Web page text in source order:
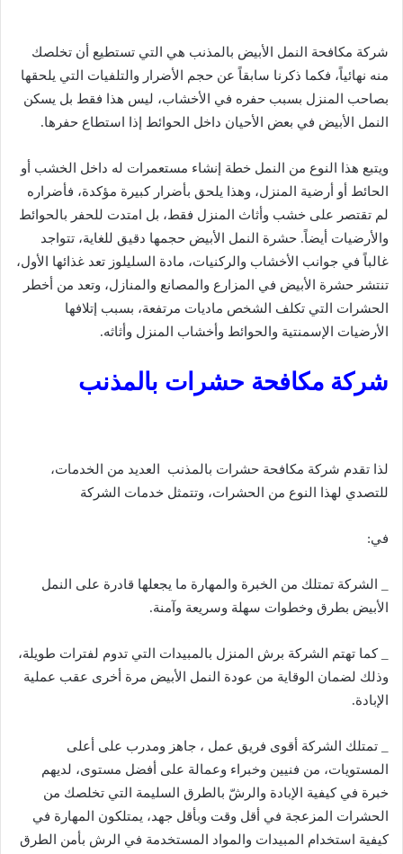
شركة مكافحة النمل الأبيض بالمذنب هي التي تستطيع أن تخلصك
منه نهائياً، فكما ذكرنا سابقاً عن حجم الأضرار والتلفيات التي يلحقها
بصاحب المنزل بسبب حفره في الأخشاب، ليس هذا فقط بل يسكن
النمل الأبيض في بعض الأحيان داخل الحوائط إذا استطاع حفرها.
ويتبع هذا النوع من النمل خطة إنشاء مستعمرات له داخل الخشب أو
الحائط أو أرضية المنزل، وهذا يلحق بأضرار كبيرة مؤكدة، فأضراره
لم تقتصر على خشب وأثاث المنزل فقط، بل امتدت للحفر بالحوائط
والأرضيات أيضاً. حشرة النمل الأبيض حجمها دقيق للغاية، تتواجد
غالباً في جوانب الأخشاب والركنيات، مادة السليلوز تعد غذائها الأول،
تنتشر حشرة الأبيض في المزارع والمصانع والمنازل، وتعد من أخطر
الحشرات التي تكلف الشخص ماديات مرتفعة، بسبب إتلافها
الأرضيات الإسمنتية والحوائط وأخشاب المنزل وأثاثه.
شركة مكافحة حشرات بالمذنب
لذا تقدم شركة مكافحة حشرات بالمذنب العديد من الخدمات،
للتصدي لهذا النوع من الحشرات، وتتمثل خدمات الشركة
في:
_ الشركة تمتلك من الخبرة والمهارة ما يجعلها قادرة على النمل
الأبيض بطرق وخطوات سهلة وسريعة وآمنة.
_ كما تهتم الشركة برش المنزل بالمبيدات التي تدوم لفترات طويلة،
وذلك لضمان الوقاية من عودة النمل الأبيض مرة أخرى عقب عملية
الإبادة.
_ تمتلك الشركة أقوى فريق عمل ، جاهز ومدرب على أعلى
المستويات، من فنيين وخبراء وعمالة على أفضل مستوى، لديهم
خبرة في كيفية الإبادة والرشّ بالطرق السليمة التي تخلصك من
الحشرات المزعجة في أقل وقت وبأقل جهد، يمتلكون المهارة في
كيفية استخدام المبيدات والمواد المستخدمة في الرش بأمن الطرق